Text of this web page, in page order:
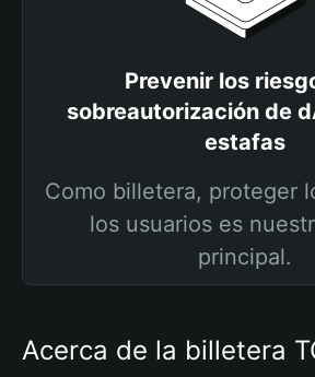
Prevenir los
sobreautorización de
estafas
Como billetera, proteger
los usuarios es
principal.
Acerca de la billetera